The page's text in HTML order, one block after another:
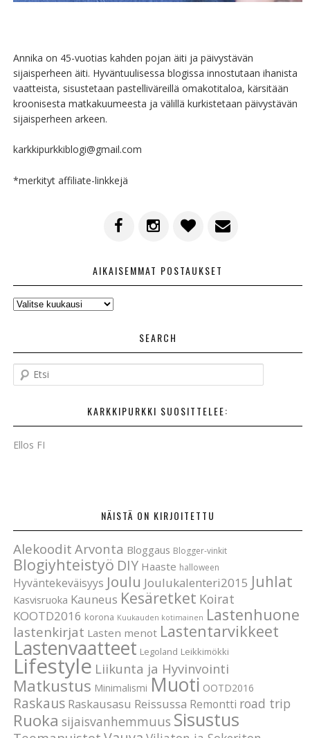
Annika on 45-vuotias kahden pojan äiti ja päivystävän
sijaisperheen äiti. Hyväntuulisessa blogissa innostutaan ihanista
vaatteista, sisustetaan pastelliväreillä omakotitaloa, kärsitään
kroonisesta matkakuumeesta ja välillä kurkistetaan päivystävän
sijaisperheen arkeen.
karkkipurkkiblogi@gmail.com
*merkityt affiliate-linkkejä
AIKAISEMMAT POSTAUKSET
AIKAISEMMAT
SEARCH
t
KARKKIPURKKI SUOSITTELEE:
Ellos FI
NÄISTÄ ON KIRJOITETTU
Alekoodit Arvonta Bloggaus Blogger-vinkit
Blogiyhteistyö DIY Haaste halloween
Hyväntekeväisyys Joulu Joulukalenteri2015 Juhlat
Kasvisruoka Kauneus Kesäretket Koirat
KOOTD2016 korona Kuukauden kotimainen Lastenhuone
lastenkirjat Lasten menot Lastentarvikkeet
Lastenvaatteet Legoland Leikkimökki
Lifestyle Liikunta ja Hyvinvointi
Matkustus Minimalismi Muoti OOTD2016
Raskaus Raskausasu Reissussa Remontti road trip
Ruoka sijaisvanhemmuus Sisustus